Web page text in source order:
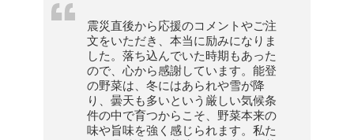
震災直後から応援のコメントやご注
文をいただき、本当に励みになりま
した。落ち込んでいた時期もあった
ので、心から感謝しています。能登
の野菜は、冬にはあられや雪が降
り、曇天も多いという厳しい気候条
件の中で育つからこそ、野菜本来の
味や旨味を強く感じられます。私た